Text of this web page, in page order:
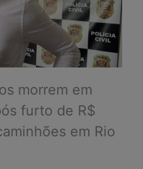
morrem em
furto de R$
em Rio